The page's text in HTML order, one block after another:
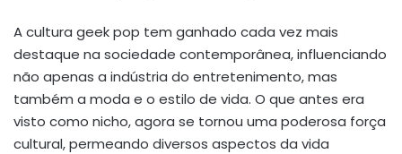
A cultura geek pop tem ganhado cada vez mais
destaque na sociedade contemporânea, influenciando
não apenas a indústria do entretenimento, mas
também a moda e o estilo de vida. O que antes era
visto como nicho, agora se tornou uma poderosa força
cultural, permeando diversos aspectos da vida